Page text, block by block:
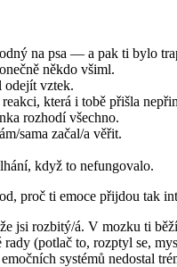
na psa — a pak ti bylo
někdo všiml.
odejít vztek.
která i tobě přišla
rozhodí všechno.
sama začal/a věřit.
když to nefungovalo.
proč ti emoce přijdou tak
jsi rozbitý/á. V mozku ti
(potlač to, rozptyl se,
systémů nedostal